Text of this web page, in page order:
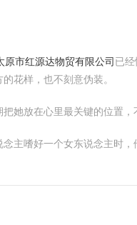
原市红源达物贸有限公司 已
花样，也不刻意伪装。
她放在心里最关键的位置，
主嗜好一个女东说念主时，